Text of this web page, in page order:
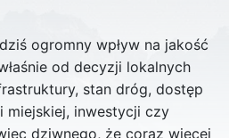
ogromny wpływ na jakość
od decyzji lokalnych
stan dróg, dostęp
miejskiej, inwestycji czy
dziwnego, że coraz więcej